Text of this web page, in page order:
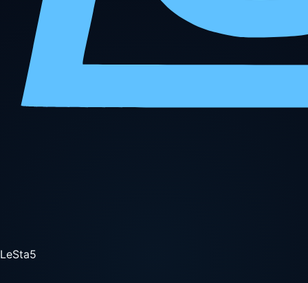
LeSta5